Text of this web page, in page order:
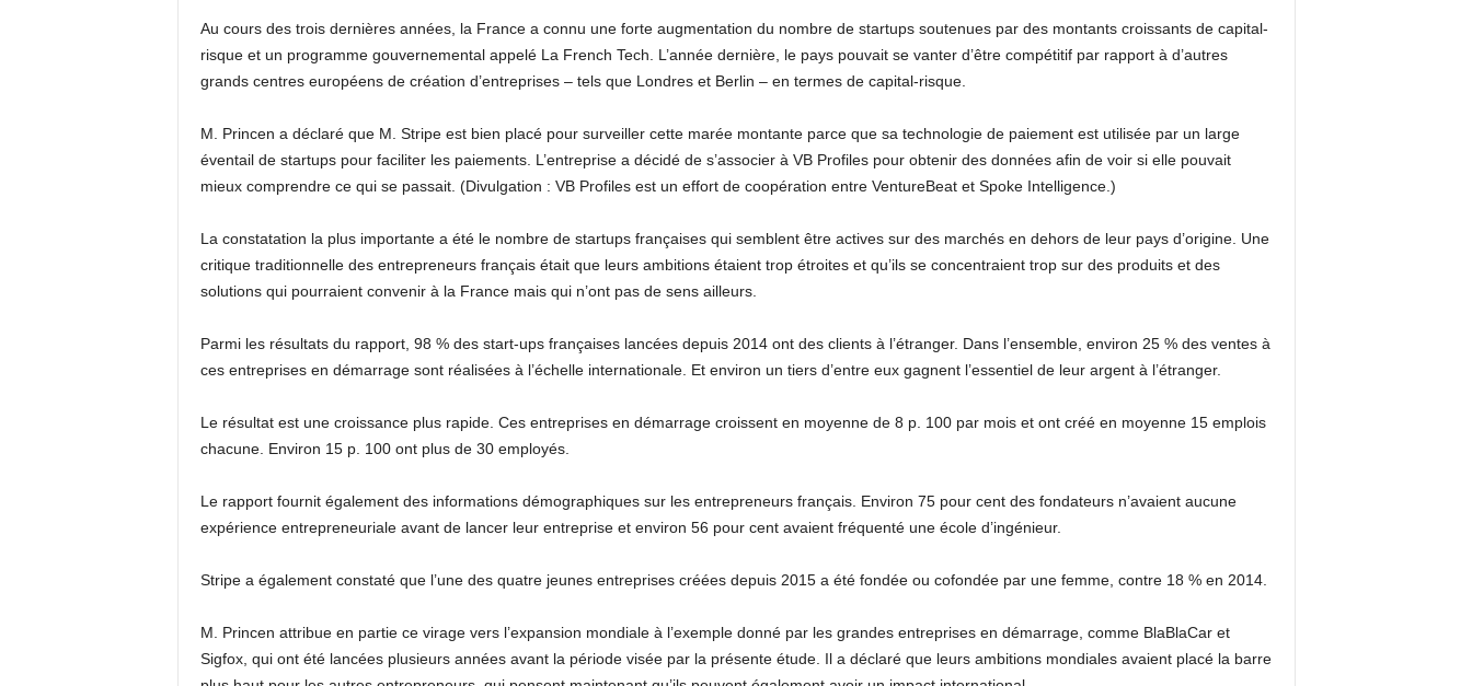
Au cours des trois dernières années, la France a connu une forte augmentation du nombre de startups soutenues par des montants croissants de capital-
risque et un programme gouvernemental appelé La French Tech. L’année dernière, le pays pouvait se vanter d’être compétitif par rapport à d’autres
grands centres européens de création d’entreprises – tels que Londres et Berlin – en termes de capital-risque.
M. Princen a déclaré que M. Stripe est bien placé pour surveiller cette marée montante parce que sa technologie de paiement est utilisée par un large
éventail de startups pour faciliter les paiements. L’entreprise a décidé de s’associer à VB Profiles pour obtenir des données afin de voir si elle pouvait
mieux comprendre ce qui se passait. (Divulgation : VB Profiles est un effort de coopération entre VentureBeat et Spoke Intelligence.)
La constatation la plus importante a été le nombre de startups françaises qui semblent être actives sur des marchés en dehors de leur pays d’origine. Une
critique traditionnelle des entrepreneurs français était que leurs ambitions étaient trop étroites et qu’ils se concentraient trop sur des produits et des
solutions qui pourraient convenir à la France mais qui n’ont pas de sens ailleurs.
Parmi les résultats du rapport, 98 % des start-ups françaises lancées depuis 2014 ont des clients à l’étranger. Dans l’ensemble, environ 25 % des ventes à
ces entreprises en démarrage sont réalisées à l’échelle internationale. Et environ un tiers d’entre eux gagnent l’essentiel de leur argent à l’étranger.
Le résultat est une croissance plus rapide. Ces entreprises en démarrage croissent en moyenne de 8 p. 100 par mois et ont créé en moyenne 15 emplois
chacune. Environ 15 p. 100 ont plus de 30 employés.
Le rapport fournit également des informations démographiques sur les entrepreneurs français. Environ 75 pour cent des fondateurs n’avaient aucune
expérience entrepreneuriale avant de lancer leur entreprise et environ 56 pour cent avaient fréquenté une école d’ingénieur.
Stripe a également constaté que l’une des quatre jeunes entreprises créées depuis 2015 a été fondée ou cofondée par une femme, contre 18 % en 2014.
M. Princen attribue en partie ce virage vers l’expansion mondiale à l’exemple donné par les grandes entreprises en démarrage, comme BlaBlaCar et
Sigfox, qui ont été lancées plusieurs années avant la période visée par la présente étude. Il a déclaré que leurs ambitions mondiales avaient placé la barre